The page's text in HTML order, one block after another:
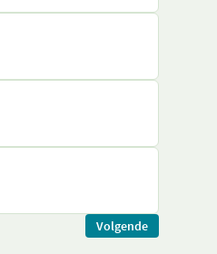
Volgende